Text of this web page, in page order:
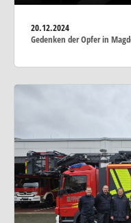
20.12.2024
Gedenken der Opfer in